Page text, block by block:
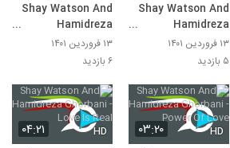
Shay Watson And
Hamidreza
Ghorbani Ft Ella
Hartt - Crazy
۱۳ فروردین ۱۴۰۱
۵ بازدید
Shay Watson And
Hamidreza
Ghorbani - Without
You
۱۳ فروردین ۱۴۰۱
۶ بازدید
۰۳:۲۰ HD ۰۴:۲۱ HD